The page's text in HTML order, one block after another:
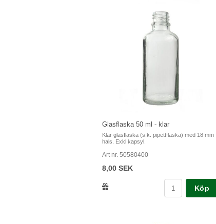
Glasflaska 50 ml - klar
Klar glasflaska (s.k. pipettflaska) med 18 mm
hals. Exkl kapsyl.
Art nr. 50580400
8,00 SEK
Köp